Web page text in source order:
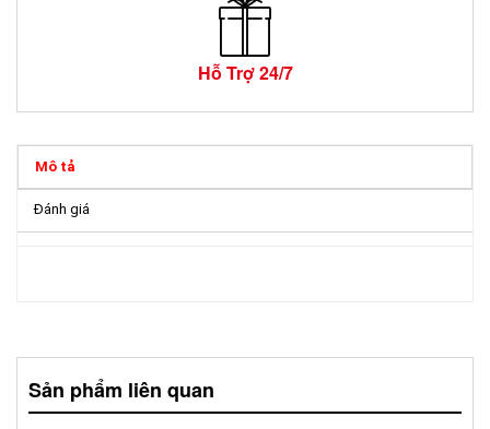
Hỗ Trợ 24/7
Mô tả
Đánh giá
Sản phẩm liên quan